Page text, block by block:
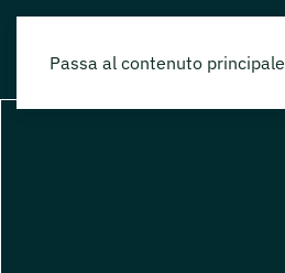
Passa al contenuto principale